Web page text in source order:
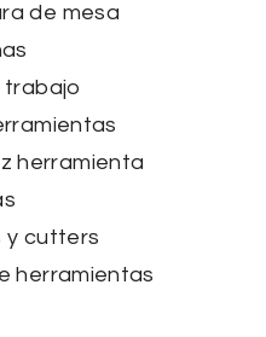
de mesa
trabajo
herramienta
y cutters
herramientas